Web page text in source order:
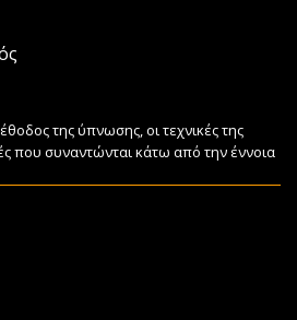
της ύπνωσης, οι τεχνικές της
που συναντώνται κάτω από την έννοια